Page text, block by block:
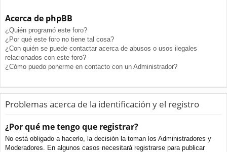
Acerca de phpBB
¿Quién programó este foro?
¿Por qué este foro no tiene tal cosa?
¿Con quién se puede contactar acerca de abusos o usos ilegales
relacionados con este foro?
¿Cómo puedo ponerme en contacto con un Administrador?
Problemas acerca de la identificación y el registro
¿Por qué me tengo que registrar?
No está obligado a hacerlo, la decisión la toman los Administradores y
Moderadores. En algunos casos necesitará registrarse para publicar